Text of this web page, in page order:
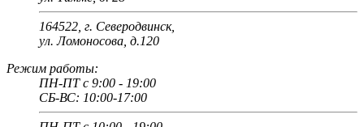
164522, г. Северодвинск,
ул. Ломоносова, д.120
Режим работы:
ПН-ПТ с 9:00 - 19:00
СБ-ВС: 10:00-17:00